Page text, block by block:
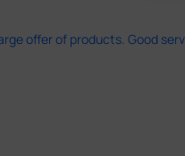
offer of products. Good